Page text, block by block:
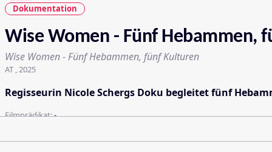
Dokumentation
Wise Women - Fünf Hebammen,
Wise Women - Fünf Hebammen, fünf Kulturen
AT , 2025
Regisseurin Nicole Schergs Doku begleitet fünf
Filmprädikat:-